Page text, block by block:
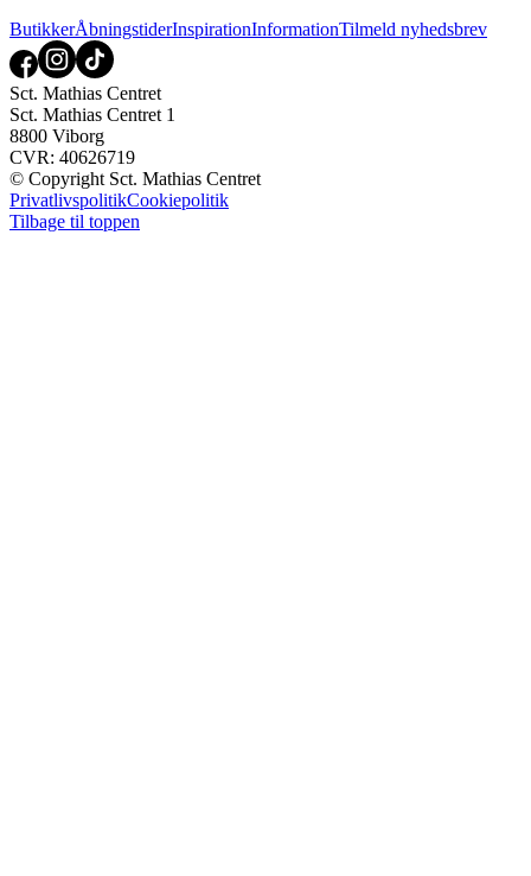
ButikkerÅbningstiderInspirationInformationTilmeld nyhedsbrev
Sct. Mathias Centret
Sct. Mathias Centret 1
8800 Viborg
CVR: 40626719
© Copyright Sct. Mathias Centret
PrivatlivspolitikCookiepolitik
Tilbage til toppen